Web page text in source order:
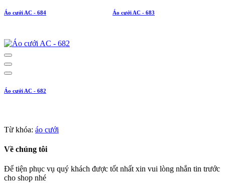
Áo cưới AC - 684 Áo cưới AC - 683
Áo cưới AC - 682
Từ khóa: áo cưới
Về chúng tôi
Để tiện phục vụ quý khách được tốt nhất xin vui lòng nhắn tin trước
cho shop nhé